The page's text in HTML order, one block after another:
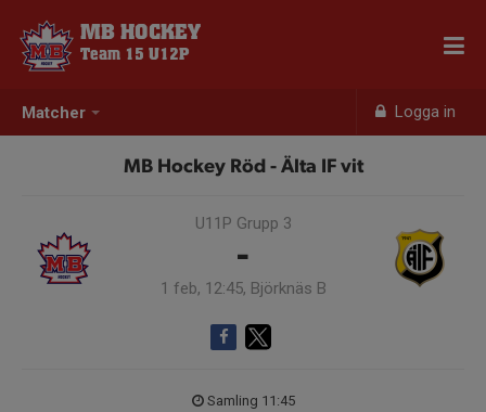
Matcher Logga in
MB HOCKEY
Team 15 U12P
MB Hockey Röd - Älta IF vit
U11P Grupp 3
-
1 feb, 12:45, Björknäs B
Samling 11:45